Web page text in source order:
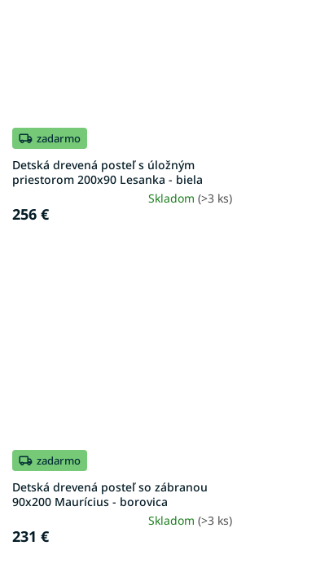
zadarmo
Detská drevená posteľ s úložným
priestorom 200x90 Lesanka - biela
Skladom (>3 ks)
256 €
zadarmo
Detská drevená posteľ so zábranou
90x200 Maurícius - borovica
Skladom (>3 ks)
231 €